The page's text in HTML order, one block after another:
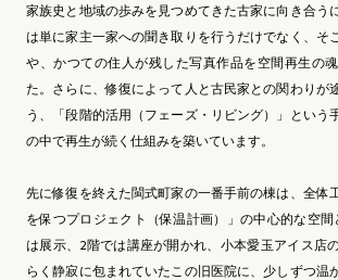
家族史と地域の歩みを見つめてきた古家に向き合う
は単に家主一家への聞き取りを行うだけでなく、そ
や、かつての住人が残した写真作品を空間再生の
た。さらに、修復によって人と古民家との関わりが
う、「段階的活用（フェーズ・リビング）」という
の中で再生が続く仕組みを築いています。
先に修復を終えた閩式町家の一番手前の棟は、全体
を保つプロジェクト（保温計画）」の中心的な空
は展示、2階では講座が開かれ、小本愛玉アイス店
らく静寂に包まれていたこの旧医院に、少しずつ温